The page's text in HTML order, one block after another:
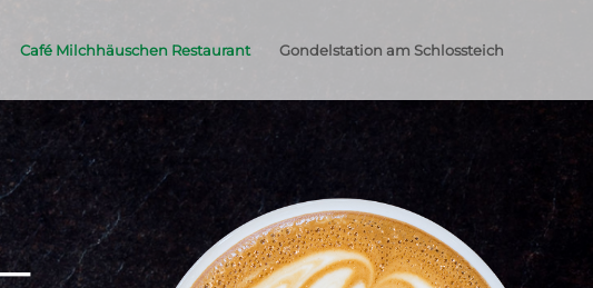
Café Milchhäuschen Restaurant Gondelstation am Schlossteich